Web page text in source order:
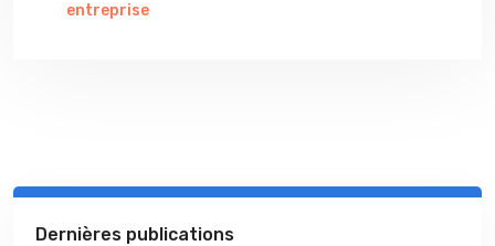
entreprise
Dernières publications